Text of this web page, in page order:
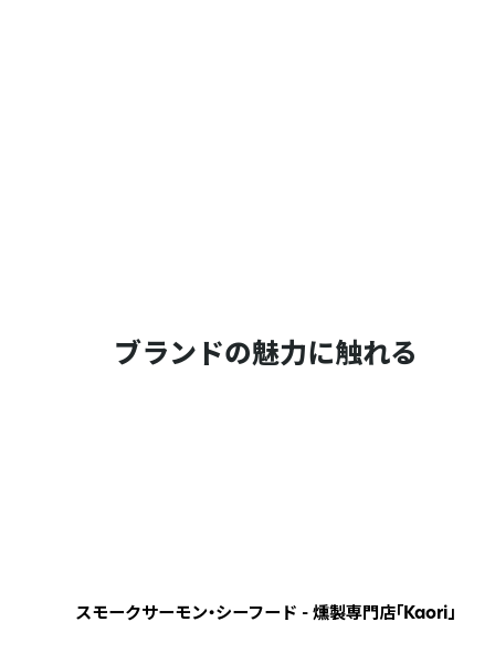
ブランドの魅力に触れる
スモークサーモン・シーフード - 燻製専門店「Kaori」